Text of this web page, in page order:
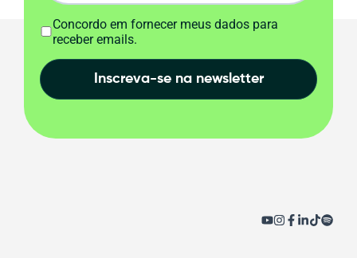
Concordo em fornecer meus dados para
receber emails.
Inscreva-se na newsletter